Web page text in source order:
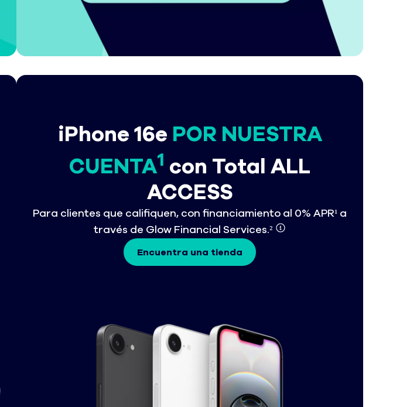
iPhone 16e POR NUESTRA
CUENTA1 con Total ALL
ACCESS
Para clientes que califiquen, con financiamiento al 0% APR¹ a
través de Glow Financial Services.²
Encuentra una tienda